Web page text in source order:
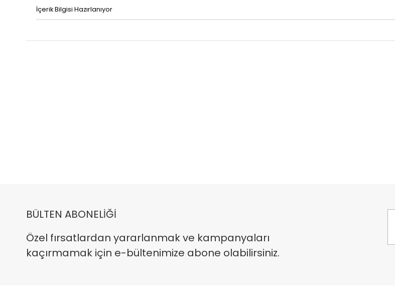
İçerik Bilgisi Hazırlanıyor
BÜLTEN ABONELİĞİ
Özel fırsatlardan yararlanmak ve kampanyaları
kaçırmamak için e-bültenimize abone olabilirsiniz.